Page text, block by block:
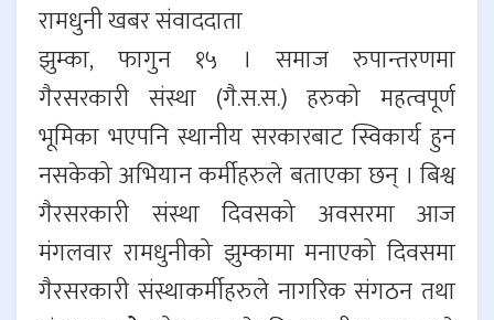
रामधुनी खबर संवाददाता
झुम्का, फागुन १५ । समाज रुपान्तरणमा
गैरसरकारी संस्था (गै.स.स.) हरुको महत्वपूर्ण
भूमिका भएपनि स्थानीय सरकारबाट स्विकार्य हुन
नसकेको अभियान कर्मीहरुले बताएका छन् । बिश्व
गैरसरकारी संस्था दिवसको अवसरमा आज
मंगलवार रामधुनीको झुम्कामा मनाएको दिवसमा
गैरसरकारी संस्थाकर्मीहरुले नागरिक संगठन तथा